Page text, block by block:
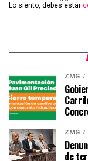
Lo siento, debes estar
ZMG
ZMG
de